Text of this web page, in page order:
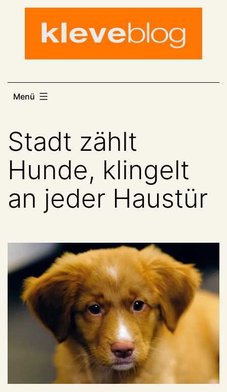
Menü
Stadt zählt
Hunde, klingelt
an jeder Haustür